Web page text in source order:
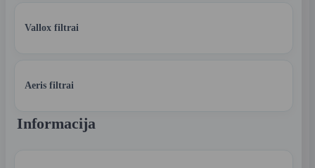
Vallox filtrai
Aeris filtrai
Informacija